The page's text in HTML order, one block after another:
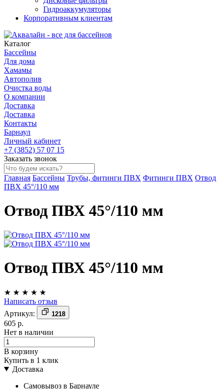
Гидроаккумуляторы
Корпоративным клиентам
Каталог
Бассейны
Для дома
Хамамы
Автополив
Очистка воды
О компании
Доставка
Доставка
Контакты
Барнаул
Личный кабинет
+7 (3852) 57 07 15
Заказать звонок
Главная Бассейны Трубы, фитинги ПВХ Фитинги ПВХ Отвод
ПВХ 45°/110 мм
Отвод ПВХ 45°/110 мм
Отвод ПВХ 45°/110 мм
★ ★ ★ ★ ★
Написать отзыв
Артикул:
1218
605 р.
Нет в наличии
В корзину
Купить в 1 клик
Доставка
Самовывоз в Барнауле